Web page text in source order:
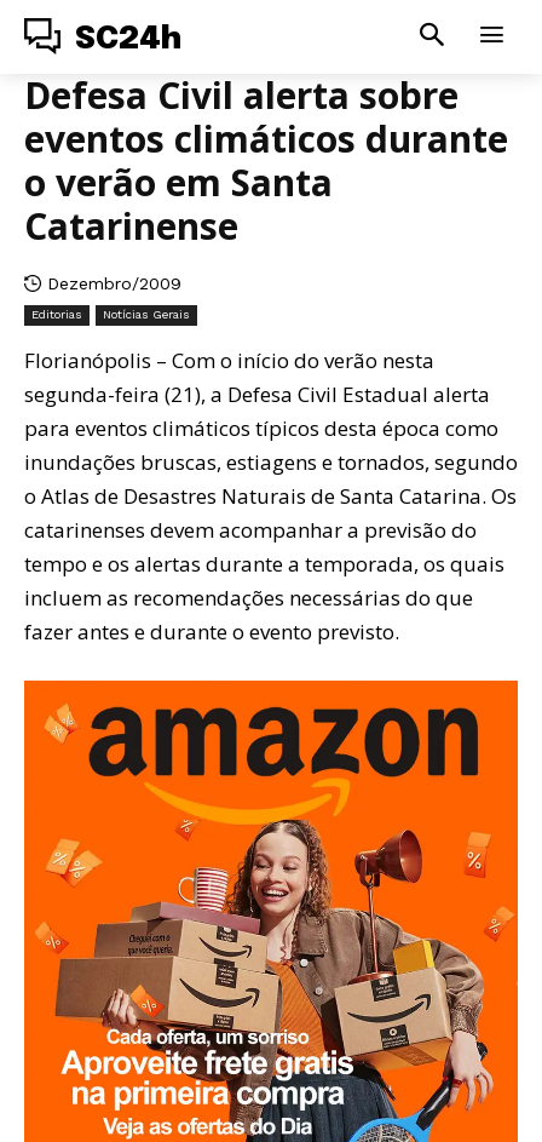
SC24h
Defesa Civil alerta sobre
eventos climáticos durante
o verão em Santa
Catarinense
Dezembro/2009
Editorias Notícias Gerais
Florianópolis – Com o início do verão nesta
segunda-feira (21), a Defesa Civil Estadual alerta
para eventos climáticos típicos desta época como
inundações bruscas, estiagens e tornados, segundo
o Atlas de Desastres Naturais de Santa Catarina. Os
catarinenses devem acompanhar a previsão do
tempo e os alertas durante a temporada, os quais
incluem as recomendações necessárias do que
fazer antes e durante o evento previsto.